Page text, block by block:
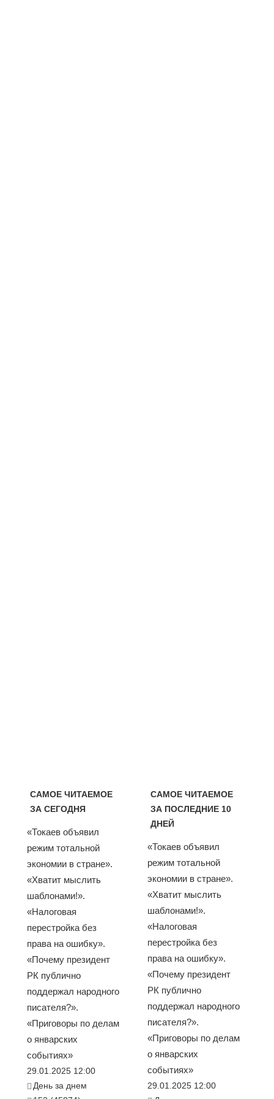
САМОЕ ЧИТАЕМОЕ
ЗА СЕГОДНЯ
«Токаев объявил
режим тотальной
экономии в стране».
«Хватит мыслить
шаблонами!».
«Налоговая
перестройка без
права на ошибку».
«Почему президент
РК публично
поддержал народного
писателя?».
«Приговоры по делам
о январских
событиях»
29.01.2025 12:00
День за днем
САМОЕ ЧИТАЕМОЕ
ЗА ПОСЛЕДНИЕ 10
ДНЕЙ
«Токаев объявил
режим тотальной
экономии в стране».
«Хватит мыслить
шаблонами!».
«Налоговая
перестройка без
права на ошибку».
«Почему президент
РК публично
поддержал народного
писателя?».
«Приговоры по делам
о январских
событиях»
29.01.2025 12:00